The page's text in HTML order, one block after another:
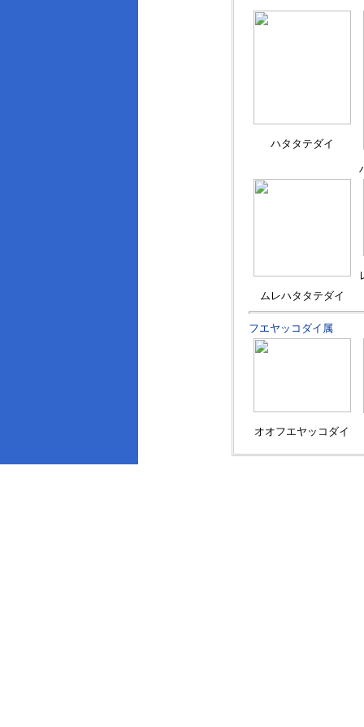
ハタタテダイ
ムレハタタテダイ
フエヤッコダイ属
オオフエヤッコダイ